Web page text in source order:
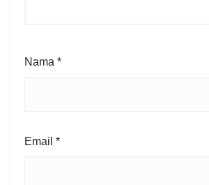
Nama *
Email *